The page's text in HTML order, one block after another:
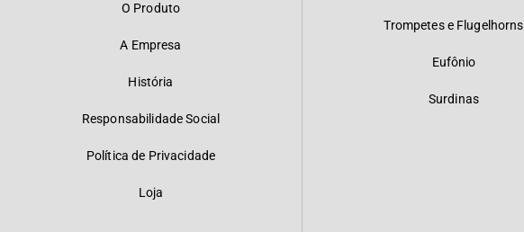
O Produto
A Empresa
História
Responsabilidade Social
Política de Privacidade
Loja
Trompetes e Flugelhorns
Eufônio
Surdinas